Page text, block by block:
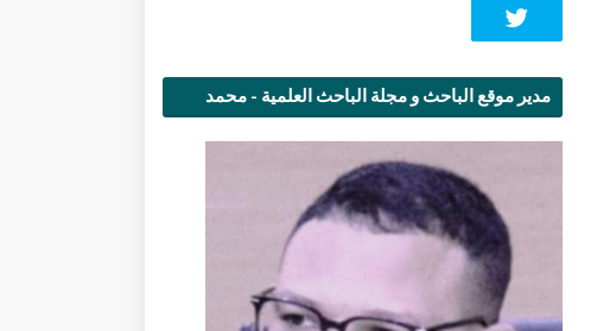
مدير موقع الباحث و مجلة الباحث العلمية - محمد